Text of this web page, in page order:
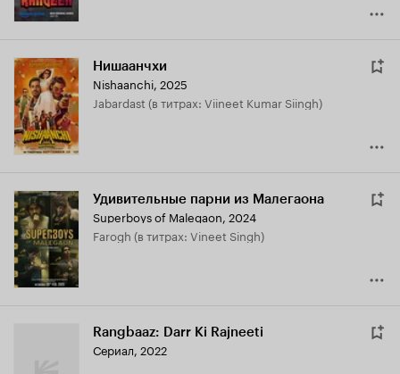
Нишаанчхи
Nishaanchi, 2025
Jabardast (в титрах: Viineet Kumar Siingh)
Удивительные парни из Малегаона
Superboys of Malegaon, 2024
Farogh (в титрах: Vineet Singh)
Rangbaaz: Darr Ki Rajneeti
Сериал, 2022